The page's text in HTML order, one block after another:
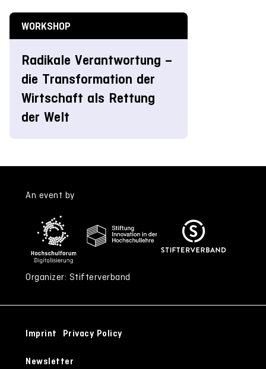
WORKSHOP
Radikale Verantwortung –
die Transformation der
Wirtschaft als Rettung
der Welt
An event by
Organizer: Stifterverband
Imprint Privacy Policy
Newsletter